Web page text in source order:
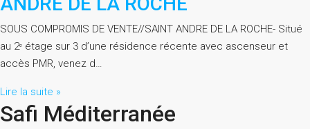
SOUS COMPROMIS DE VENTE//SAINT ANDRE DE LA ROCHE- Situé
au 2ᵉ étage sur 3 d’une résidence récente avec ascenseur et
accès PMR, venez d…
Lire la suite »
Safi Méditerranée